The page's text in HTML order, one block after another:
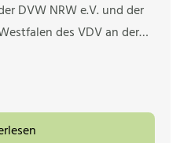
DVW NRW e.V. und der
des VDV an der…